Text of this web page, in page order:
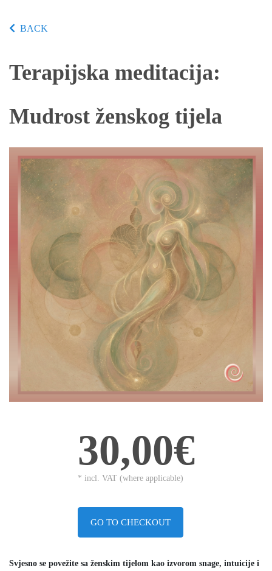
BACK
Terapijska meditacija:
Mudrost ženskog tijela
30,00€
* incl. VAT (where applicable)
GO TO CHECKOUT
Svjesno se povežite sa ženskim tijelom kao izvorom snage, intuicije i